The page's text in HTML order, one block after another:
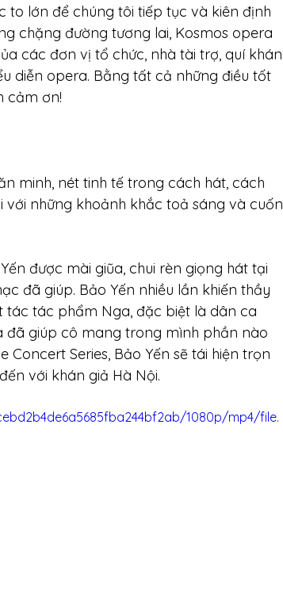
to lớn để chúng tôi tiếp tục và kiên định
chặng đường tương lai, Kosmos opera
các đơn vị tổ chức, nhà tài trợ, quí khán
diễn opera. Bằng tất cả những điều tốt
cảm ơn!
minh, nét tinh tế trong cách hát, cách
với những khoảnh khắc toả sáng và cuốn
được mài giũa, chui rèn giọng hát tại
đã giúp. Bảo Yến nhiều lần khiến thầy
tác tác phẩm Nga, đặc biệt là dân ca
đã giúp cô mang trong mình phần nào
Series, Bảo Yến sẽ tái hiện trọn
với khán giả Hà Nội.
1080p/mp4/file.